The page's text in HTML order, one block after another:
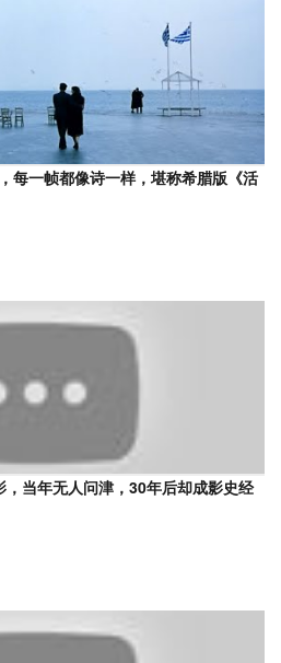
每一帧都像诗一样，堪称希腊版《活
，当年无人问津，30年后却成影史经